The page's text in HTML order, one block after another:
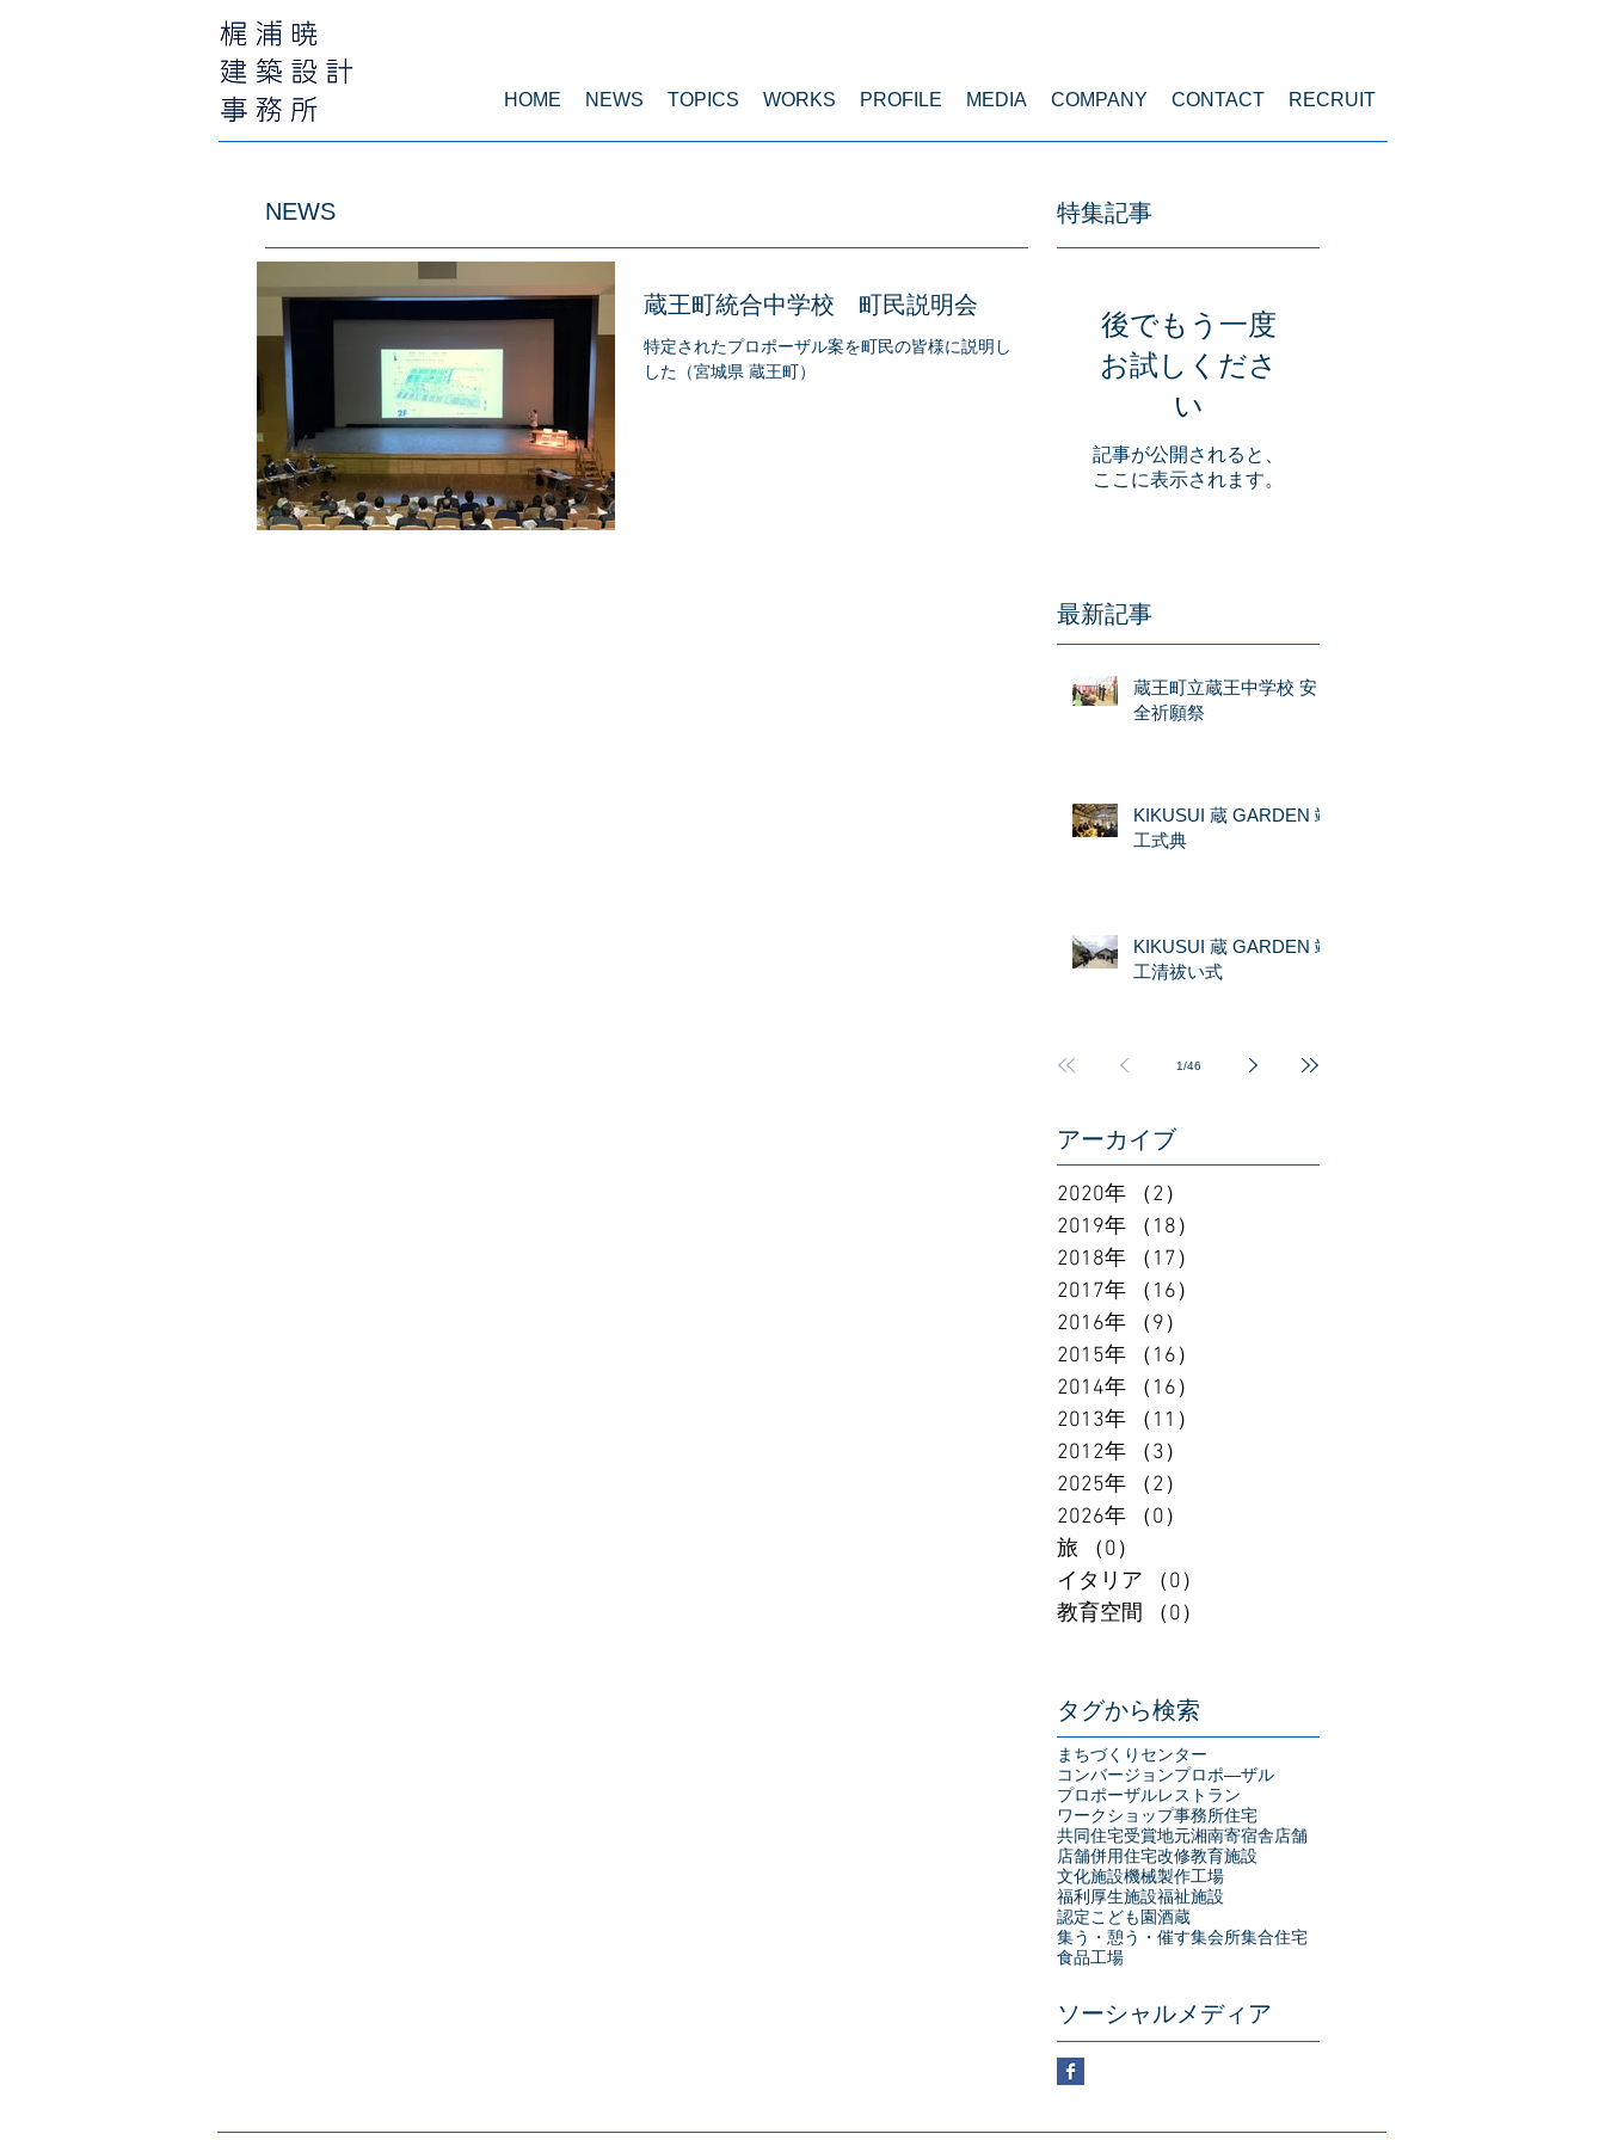
HOME NEWS TOPICS WORKS PROFILE MEDIA COMPANY CONTACT RECRUIT
NEWS
蔵王町統合中学校 町民説明会
特定されたプロポーザル案を町民の皆様に説明しま
した（宮城県 蔵王町）
特集記事
後でもう一度
お試しくださ
い
記事が公開されると、
ここに表示されます。
最新記事
蔵王町立蔵王中学校 安
全祈願祭
KIKUSUI 蔵 GARDEN 竣
工式典
KIKUSUI 蔵 GARDEN 竣
工清祓い式
1/46
アーカイブ
2020年 （2）
2019年
（18）
2018年
（17）
2017年
（16）
2016年
（9）
2015年
（16）
2014年
（16）
2013年
（11）
2012年
（3）
2025年
（2）
2026年
（0）
旅
（0）
イタリア
（0）
教育空間
（0）
タグから検索
まちづくりセンター
コンバージョンプロポ―ザル
プロポーザルレストラン
ワークショップ事務所住宅
共同住宅受賞地元湘南寄宿舎店舗
店舗併用住宅改修教育施設
文化施設機械製作工場
福利厚生施設福祉施設
認定こども園酒蔵
集う・憩う・催す集会所集合住宅
食品工場
ソーシャルメディア